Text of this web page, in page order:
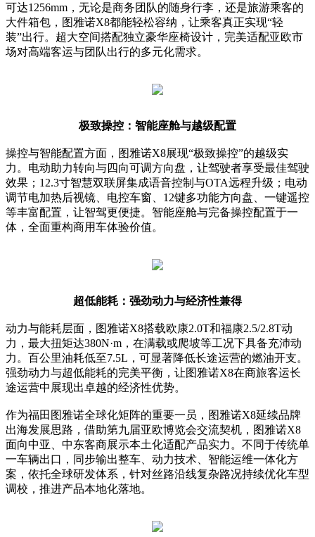
可达1256mm，无论是商务团队的随身行李，还是旅游乘客的
大件箱包，图雅诺X8都能轻松容纳，让乘客真正实现“轻
装”出行。超大空间搭配独立豪华座椅设计，完美适配亚欧市
场对高端客运与团队出行的多元化需求。
极致操控：智能座舱与越级配置
操控与智能配置方面，图雅诺X8展现“极致操控”的越级实
力。电动助力转向与四向可调方向盘，让驾驶者享受最佳驾驶
效果；12.3寸智慧双联屏集成语音控制与OTA远程升级；电动
调节电加热后视镜、电控车窗、12键多功能方向盘、一键遥控
等丰富配置，让智驾更便捷。智能座舱与完备操控配置于一
体，全面重构商用车体验价值。
超低能耗：强劲动力与经济性兼得
动力与能耗层面，图雅诺X8搭载欧康2.0T和福康2.5/2.8T动
力，最大扭矩达380N·m，在满载或爬坡等工况下具备充沛动
力。百公里油耗低至7.5L，可显著降低长途运营的燃油开支。
强劲动力与超低能耗的完美平衡，让图雅诺X8在商旅客运长
途运营中展现出卓越的经济性优势。
作为福田图雅诺全球化矩阵的重要一员，图雅诺X8延续品牌
出海发展思路，借助第九届亚欧博览会交流契机，图雅诺X8
面向中亚、中东客商展示本土化适配产品实力。不同于传统单
一车辆出口，同步输出整车、动力技术、智能运维一体化方
案，依托全球研发体系，针对丝路沿线复杂路况持续优化车型
调校，推进产品本地化落地。